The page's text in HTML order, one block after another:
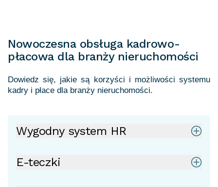
Nowoczesna obsługa kadrowo-
płacowa dla branży nieruchomości
Dowiedz się, jakie są korzyści i możliwości systemu
Wygodny system HR
E-teczki